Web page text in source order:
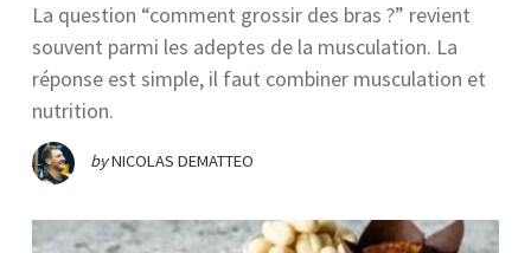
La question “comment grossir des bras ?” revient
souvent parmi les adeptes de la musculation. La
réponse est simple, il faut combiner musculation et
nutrition.
byNICOLAS DEMATTEO